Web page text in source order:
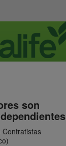
son
Contratistas